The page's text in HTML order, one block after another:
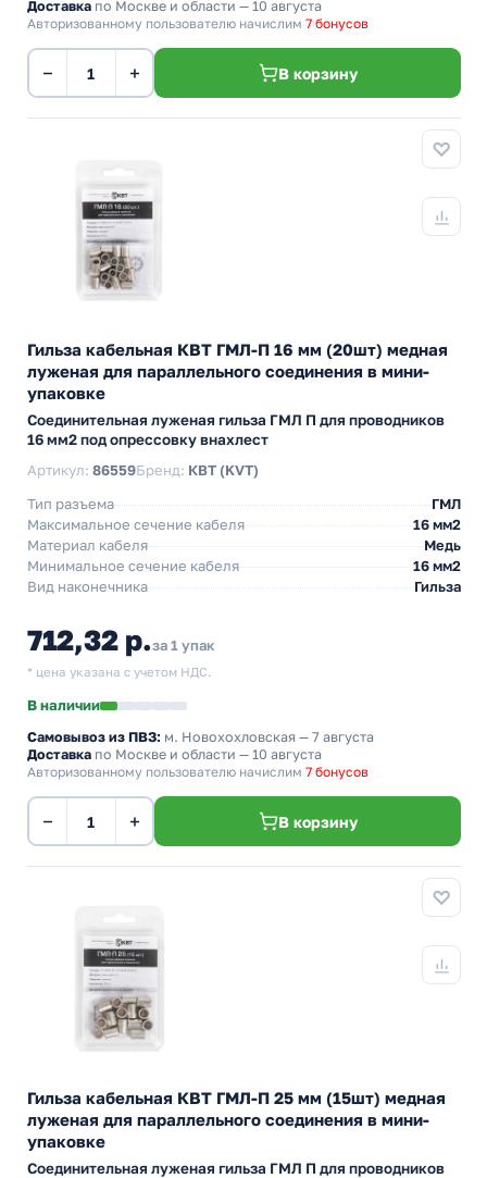
Доставка по Москве и области — 10 августа
Авторизованному пользователю начислим 7 бонусов
− + В корзину
Гильза кабельная КВТ ГМЛ-П 16 мм (20шт) медная
луженая для параллельного соединения в мини-
упаковке
Cоединительная луженая гильза ГМЛ П для проводников
16 мм2 под опрессовку внахлест
Артикул: 86559Бренд: КВТ (KVT)
Тип разъема
ГМЛ
Максимальное сечение кабеля
16 мм2
Материал кабеля
Медь
Минимальное сечение кабеля
16 мм2
Вид наконечника
Гильза
712,32 р.за 1 упак
* цена указана с учетом НДС.
В наличии
Самовывоз из ПВЗ: м. Новохохловская — 7 августа
Доставка по Москве и области — 10 августа
Авторизованному пользователю начислим 7 бонусов
− + В корзину
Гильза кабельная КВТ ГМЛ-П 25 мм (15шт) медная
луженая для параллельного соединения в мини-
упаковке
Cоединительная луженая гильза ГМЛ П для проводников